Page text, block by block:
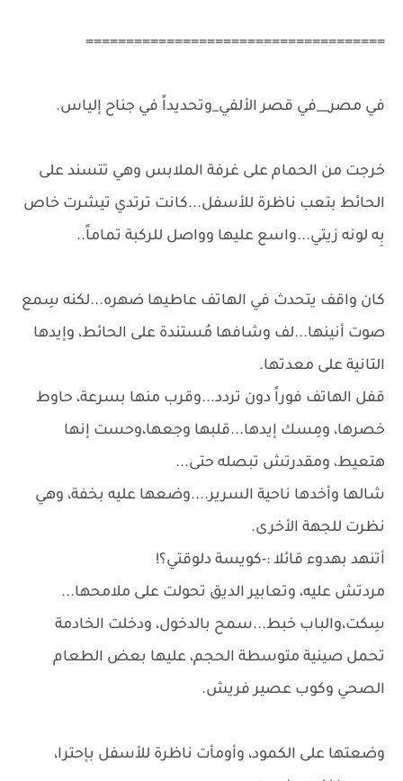
=====================================
في مصر__في قصر الألفي_وتحديداً في جناح إلياس.
خرجت من الحمام على غرفة الملابس وهي تتسند على
الحائط بتعب ناظرة للأسفل...كانت ترتدي تيشرت خاص
بِه لونه زيتي...واسع عليها وواصل للركبة تماماً..
كان واقف يتحدث في الهاتف عاطيها ضهره...لكنه سِمع
صوت أنينها...لف وشافها مُستندة على الحائط، وإيدها
التانية على معدتها.
قفل الهاتف فوراً دون تردد...وقرب منها بسرعة، حاوط
خصرها، ومِسك إيدها...قلبها وجعها،وحست إنها
هتعيط، ومقدرتش تبصله حتى...
شالها وأخدها ناحية السرير....وضعها عليه بخفة، وهي
نظرت للجهة الأخرى.
أتنهد بهدوء قائلا :-كويسة دلوقتي؟!
مردتش عليه، وتعابير الديق تحولت على ملامحها...
سِكت،والباب خبط...سمح بالدخول، ودخلت الخادمة
تحمل صينية متوسطة الحجم، عليها بعض الطعام
الصحي وكوب عصير فريش.
وضعتها على الكمود، وأومأت ناظرة للأسفل بإحترا،